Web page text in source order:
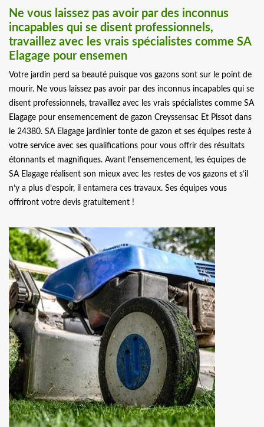
Ne vous laissez pas avoir par des inconnus
incapables qui se disent professionnels,
travaillez avec les vrais spécialistes comme SA
Elagage pour ensemen
Votre jardin perd sa beauté puisque vos gazons sont sur le point de
mourir. Ne vous laissez pas avoir par des inconnus incapables qui se
disent professionnels, travaillez avec les vrais spécialistes comme SA
Elagage pour ensemencement de gazon Creyssensac Et Pissot dans
le 24380. SA Elagage jardinier tonte de gazon et ses équipes reste à
votre service avec ses qualifications pour vous offrir des résultats
étonnants et magnifiques. Avant l’ensemencement, les équipes de
SA Elagage réalisent son mieux avec les restes de vos gazons et s’il
n’y a plus d’espoir, il entamera ces travaux. Ses équipes vous
offriront votre devis gratuitement !